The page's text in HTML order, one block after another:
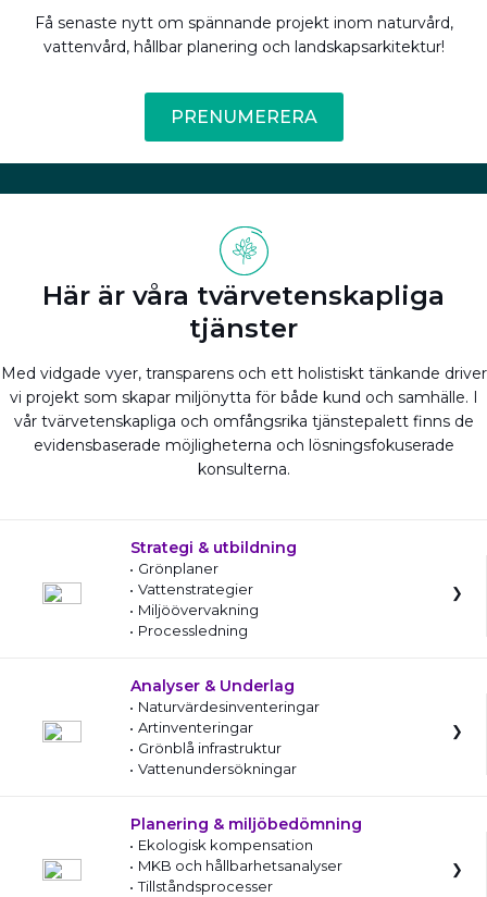
Få senaste nytt om spännande projekt inom naturvård,
vattenvård, hållbar planering och landskapsarkitektur!
PRENUMERERA
Här är våra tvärvetenskapliga
tjänster
Med vidgade vyer, transparens och ett holistiskt tänkande driver
vi projekt som skapar miljönytta för både kund och samhälle. I
vår tvärvetenskapliga och omfångsrika tjänstepalett finns de
evidensbaserade möjligheterna och lösningsfokuserade
konsulterna.
Strategi & utbildning
Grönplaner
Vattenstrategier
Miljöövervakning
Processledning
Analyser & Underlag
Naturvärdesinventeringar
Artinventeringar
Grönblå infrastruktur
Vattenundersökningar
Planering & miljöbedömning
Ekologisk kompensation
MKB och hållbarhetsanalyser
Tillståndsprocesser